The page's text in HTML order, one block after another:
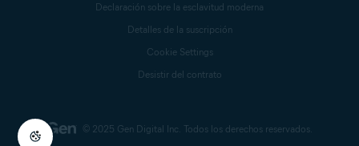
© 2025 Gen Digital Inc. Todos los derechos reservados.
Declaración sobre la esclavitud moderna
Detalles de la suscripción
Cookie Settings
Desistir del contrato